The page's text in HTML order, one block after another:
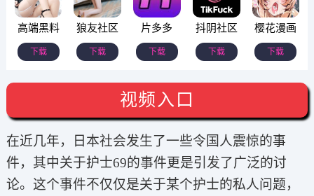
高端黑料
下载
狼友社区
下载
片多多
下载
抖阴社区
下载
樱花漫画
下载
视频入口
在近几年，日本社会发生了一些令国人震惊的事
件，其中关于护士69的事件更是引发了广泛的讨
论。这个事件不仅仅是关于某个护士的私人问题，